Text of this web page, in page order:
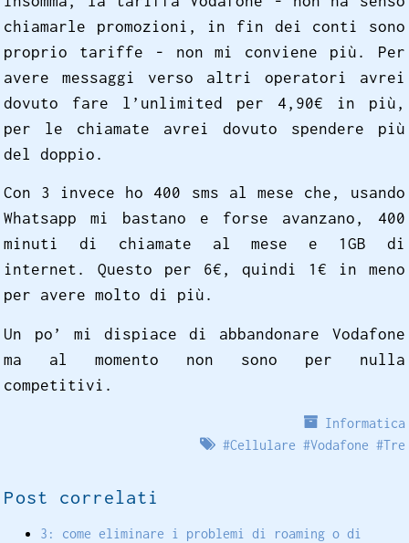
chiamarle promozioni, in fin dei conti sono
proprio tariffe - non mi conviene più. Per
avere messaggi verso altri operatori avrei
dovuto fare l’unlimited per 4,90€ in più,
per le chiamate avrei dovuto spendere più
del doppio.
Con 3 invece ho 400 sms al mese che, usando
Whatsapp mi bastano e forse avanzano, 400
minuti di chiamate al mese e 1GB di
internet. Questo per 6€, quindi 1€ in meno
per avere molto di più.
Un po’ mi dispiace di abbandonare Vodafone
ma al momento non sono per nulla
competitivi.
Informatica
#Cellulare #Vodafone #Tre
Post correlati
3: come eliminare i problemi di roaming o di